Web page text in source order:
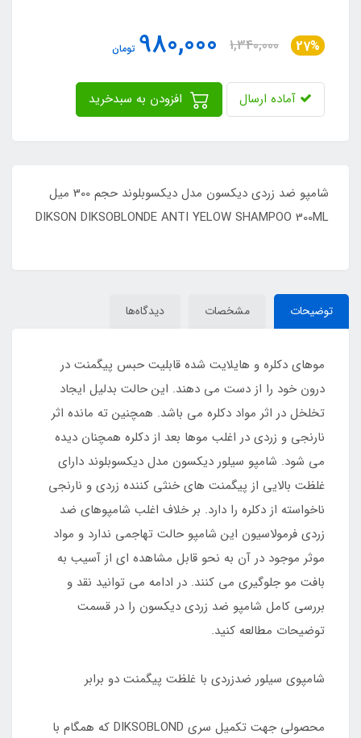
27%
1,340,000
980,000 تومان
آماده ارسال
شامپو ضد زردی دیکسون مدل دیکسوبلوند حجم 300 میل
DIKSON DIKSOBLONDE ANTI YELOW SHAMPOO 300ML
توضیحات مشخصات دیدگاه‌ها
موهای دکلره و هایلایت شده قابلیت حبس پیگمنت در
درون خود را از دست می دهند. این حالت بدلیل ایجاد
تخلخل در اثر مواد دکلره می باشد. همچنین ته مانده اثر
نارنجی و زردی در اغلب موها بعد از دکلره همچنان دیده
می شود. شامپو سیلور دیکسون مدل دیکسوبلوند دارای
غلظت بالایی از پیگمنت های خنثی کننده زردی و نارنجی
ناخواسته از دکلره را دارد. بر خلاف اغلب شامپوهای ضد
زردی فرمولاسیون این شامپو حالت تهاجمی ندارد و مواد
موثر موجود در آن به نحو قابل مشاهده ای از آسیب به
بافت مو جلوگیری می کنند. در ادامه می توانید نقد و
بررسی کامل شامپو ضد زردی دیکسون را در قسمت
توضیحات مطالعه کنید.
شامپوی سیلور ضدزردی با غلظت پیگمنت دو برابر
محصولی جهت تکمیل سری DIKSOBLOND که همگام با